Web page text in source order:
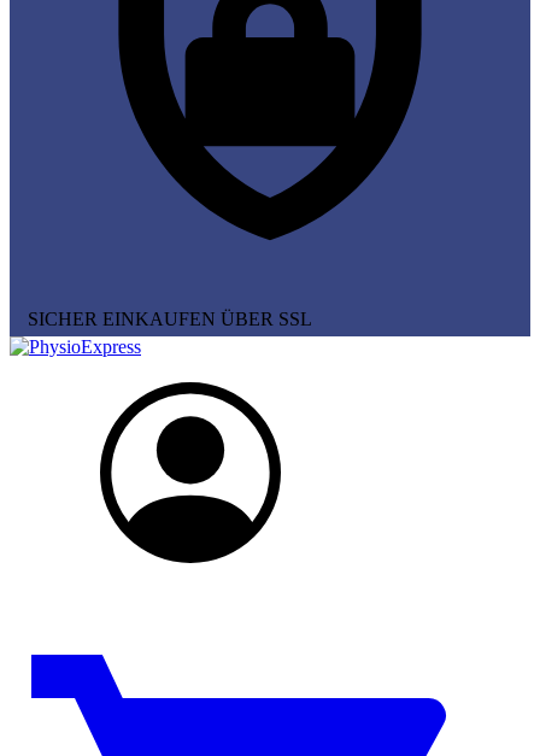
SICHER EINKAUFEN ÜBER SSL